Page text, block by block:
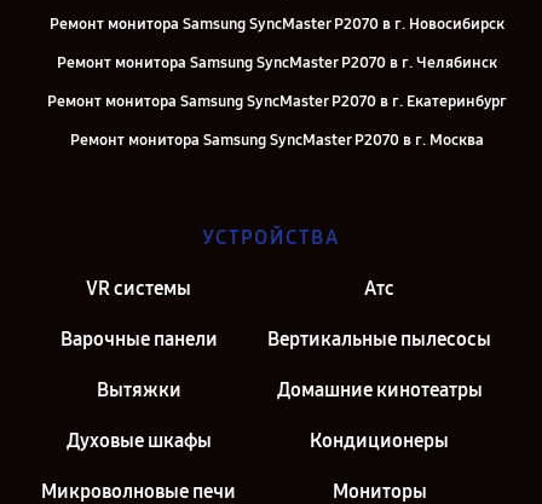
Ремонт монитора Samsung SyncMaster P2070 в г. Новосибирск
Ремонт монитора Samsung SyncMaster P2070 в г. Челябинск
Ремонт монитора Samsung SyncMaster P2070 в г. Екатеринбург
Ремонт монитора Samsung SyncMaster P2070 в г. Москва
УСТРОЙСТВА
VR системы Атс
Варочные панели Вертикальные пылесосы
Вытяжки Домашние кинотеатры
Духовые шкафы Кондиционеры
Микроволновые печи Мониторы